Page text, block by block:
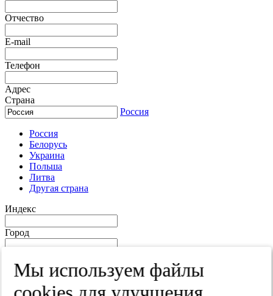
Отчество
E-mail
Телефон
Адрес
Страна
Россия
Россия
Белорусь
Украина
Польша
Литва
Другая страна
Индекс
Город
Улица
Мы используем файлы